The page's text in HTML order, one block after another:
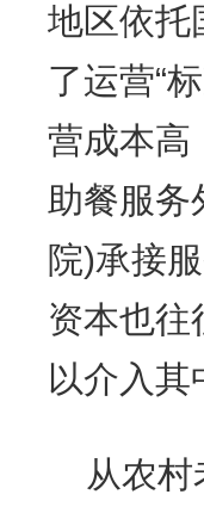
地区依托
了运营“
营成本高
助餐服务
院)承接
资本也往
以介入
从农